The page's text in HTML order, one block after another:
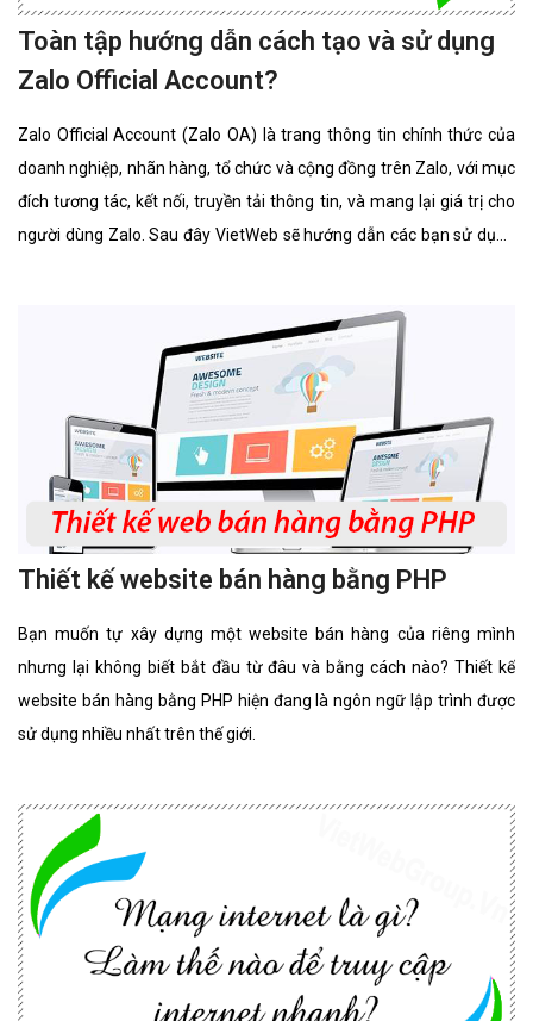
Toàn tập hướng dẫn cách tạo và sử dụng
Zalo Official Account?
Zalo Official Account (Zalo OA) là trang thông tin chính thức của
doanh nghiệp, nhãn hàng, tổ chức và cộng đồng trên Zalo, với mục
đích tương tác, kết nối, truyền tải thông tin, và mang lại giá trị cho
người dùng Zalo. Sau đây VietWeb sẽ hướng dẫn các bạn sử dụng
Thiết kế website bán hàng bằng PHP
Bạn muốn tự xây dựng một website bán hàng của riêng mình
nhưng lại không biết bắt đầu từ đâu và bằng cách nào? Thiết kế
website bán hàng bằng PHP hiện đang là ngôn ngữ lập trình được
sử dụng nhiều nhất trên thế giới.